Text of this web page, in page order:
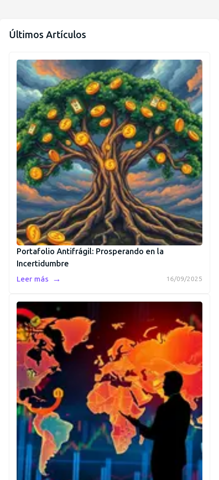
Últimos Artículos
Portafolio Antifrágil: Prosperando en la
Incertidumbre
16/09/2025
Leer más →